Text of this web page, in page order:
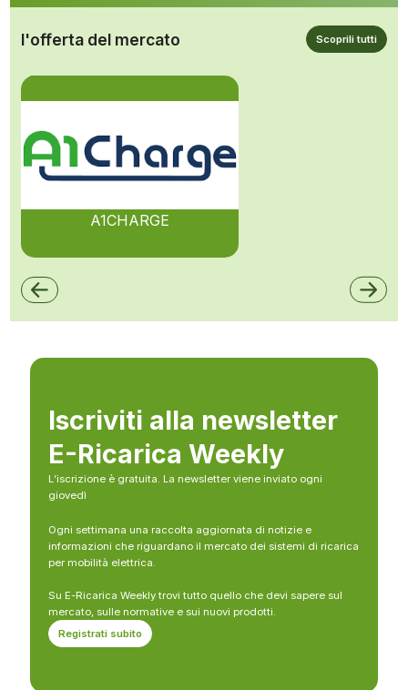
l'offerta del mercato Scoprili tutti
A1CHARGE
Iscriviti alla newsletter
E-Ricarica Weekly
L’iscrizione è gratuita. La newsletter viene inviato ogni
giovedì
Ogni settimana una raccolta aggiornata di notizie e
informazioni che riguardano il mercato dei sistemi di ricarica
per mobilità elettrica.
Su E-Ricarica Weekly trovi tutto quello che devi sapere sul
mercato, sulle normative e sui nuovi prodotti.
Registrati subito